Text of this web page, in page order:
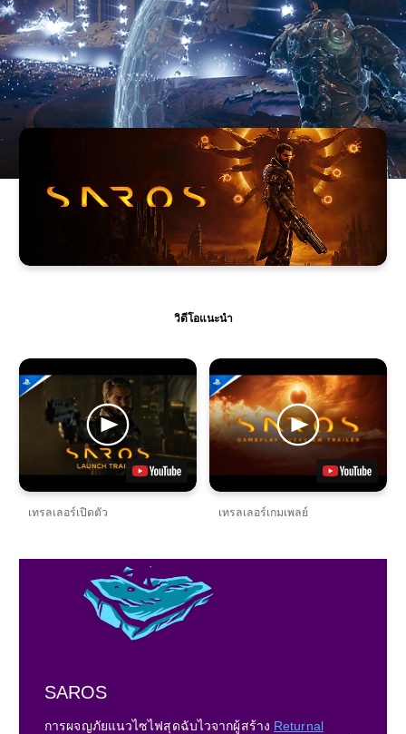
วิดีโอแนะนำ
เทรลเลอร์เปิดตัว เทรลเลอร์เกมเพลย์
SAROS
การผจญภัยแนวไซไฟสุดฉับไวจากผู้สร้าง Returnal